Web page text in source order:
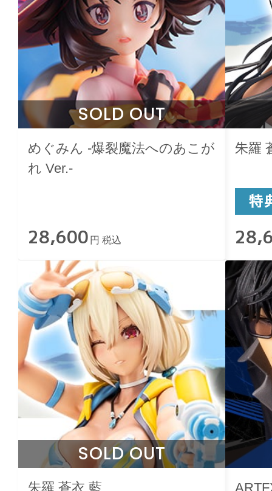
SOLD OUT
めぐみん -爆裂魔法へのあこが
れ Ver.-
28,600 円 税込
朱羅
SOLD OUT
朱羅 蒼衣 藍